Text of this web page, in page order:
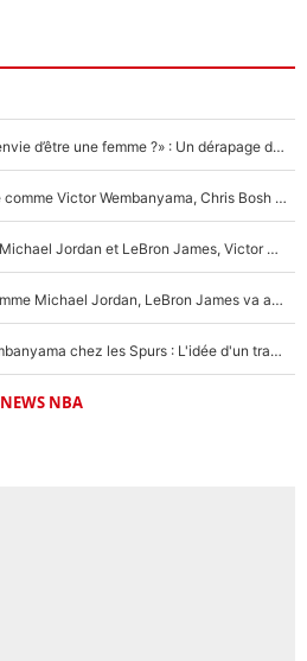
«LeBron James, as-tu déjà eu envie d’être une femme ?» : Un dérapage de Donald Trump sur la superstar de la NBA refait surface
NBA - Victime d'une thrombose comme Victor Wembanyama, Chris Bosh prévient le Français des risques sur sa santé : «J’ai failli mourir sur le coup et j’ai été ramené à la vie»
De la NBA au cinéma : Comme Michael Jordan et LeBron James, Victor Wembanyama rêve d'une carrière d'acteur !
The Last Dance sur Netflix : Comme Michael Jordan, LeBron James va avoir le droit à sa série !
Stephen Curry avec Victor Wembanyama chez les Spurs : L'idée d'un trade historique est lancée en NBA !
NEWS NBA